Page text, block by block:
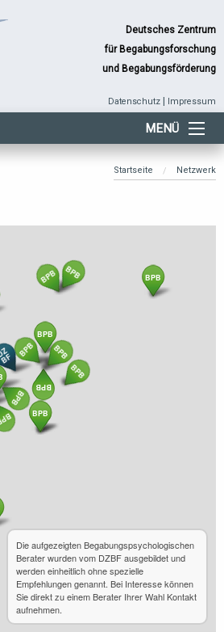
Deutsches Zentrum
für Begabungsforschung
und Begabungsförderung
Datenschutz Impressum
MENÜ
Startseite Netzwerk
BPB
BPB
BPB
BPB
BPB
BPB
BPB
BPB
BPB
BPB
BPB
Die aufgezeigten Begabungspsychologischen
Berater wurden vom DZBF ausgebildet und
werden einheitlich ohne spezielle
Empfehlungen genannt. Bei Interesse können
Sie direkt zu einem Berater Ihrer Wahl Kontakt
aufnehmen.